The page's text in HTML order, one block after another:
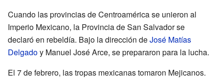
Cuando las provincias de Centroamérica se unieron al
Imperio Mexicano, la Provincia de San Salvador se
declaró en rebeldía. Bajo la dirección deJosé Matías
Delgadoy Manuel José Arce, se prepararon para la lucha.
El 7 de febrero, las tropas mexicanas tomaron Mejicanos.